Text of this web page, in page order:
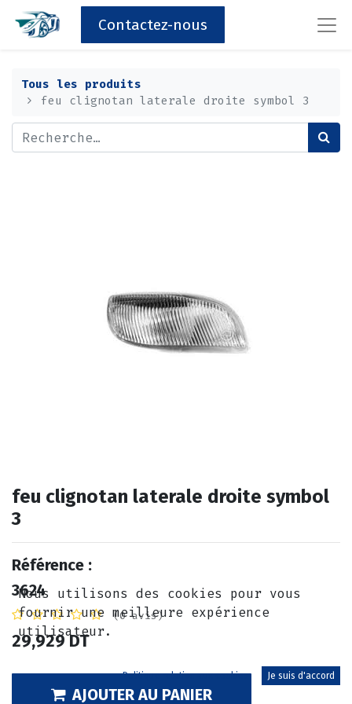
Contactez-nous
Tous les produits
feu clignotan laterale droite symbol 3
feu clignotan laterale droite symbol
3
Référence :
3624
(0 avis)
29,929DT
AJOUTER AU PANIER
Nous utilisons des cookies pour vous
fournir une meilleure expérience
utilisateur.
Politique relative aux cookies Je suis d'accord